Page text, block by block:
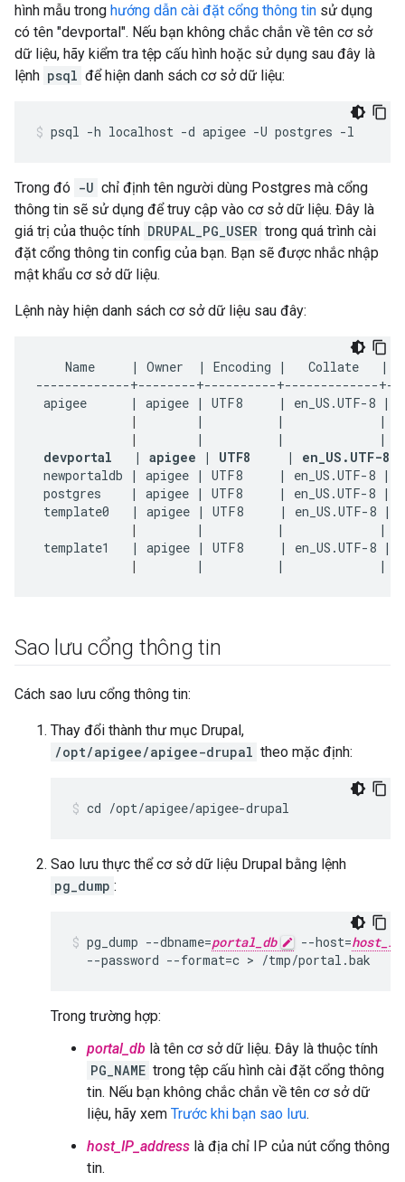
hình mẫu trong hướng dẫn cài đặt cổng thông tin sử dụng
có tên "devportal". Nếu bạn không chắc chắn về tên cơ sở
dữ liệu, hãy kiểm tra tệp cấu hình hoặc sử dụng sau đây là
lệnh psql để hiện danh sách cơ sở dữ liệu:
psql -h localhost -d apigee -U postgres -l
Trong đó -U chỉ định tên người dùng Postgres mà cổng
thông tin sẽ sử dụng để truy cập vào cơ sở dữ liệu. Đây là
giá trị của thuộc tính DRUPAL_PG_USER trong quá trình cài
đặt cổng thông tin config của bạn. Bạn sẽ được nhắc nhập
mật khẩu cơ sở dữ liệu.
Lệnh này hiện danh sách cơ sở dữ liệu sau đây:
Name     | Owner  | Encoding |   Collate   |
-------------+--------+----------+-------------
apigee      | apigee | UTF8     | en_US.UTF-8 |
|
|          |             |
|
|          |             |
devportal   | apigee | UTF8     | en_US.UTF-8
newportaldb | apigee | UTF8     | en_US.UTF-8 |
postgres    | apigee | UTF8     | en_US.UTF-8 |
template0   | apigee | UTF8     | en_US.UTF-8 |
|
|          |             |
template1   | apigee | UTF8     | en_US.UTF-8 |
|
|          |             |
Sao lưu cổng thông tin
Cách sao lưu cổng thông tin:
Thay đổi thành thư mục Drupal,
/opt/apigee/apigee-drupal theo mặc định:
cd /opt/apigee/apigee-drupal
Sao lưu thực thể cơ sở dữ liệu Drupal bằng lệnh
pg_dump :
pg_dump --dbname=portal_db --host=
  --password --format=c > /tmp/portal.bak
Trong trường hợp:
portal_db là tên cơ sở dữ liệu. Đây là thuộc tính
PG_NAME trong tệp cấu hình cài đặt cổng thông
tin. Nếu bạn không chắc chắn về tên cơ sở dữ
liệu, hãy xem Trước khi bạn sao lưu.
host_IP_address là địa chỉ IP của nút cổng thông
tin.